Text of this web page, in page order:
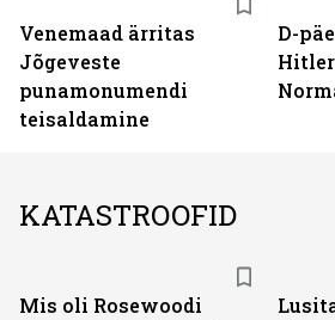
Venemaad ärritas
Jõgeveste
punamonumendi
teisaldamine
D-
KATASTROOFID
Mis oli Rosewoodi